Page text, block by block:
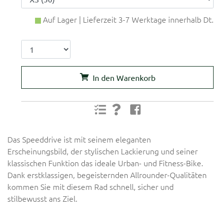
Auf Lager | Lieferzeit 3-7 Werktage innerhalb Dt.
In den Warenkorb
Das Speeddrive ist mit seinem eleganten
Erscheinungsbild, der stylischen Lackierung und seiner
klassischen Funktion das ideale Urban- und Fitness-Bike.
Dank erstklassigen, begeisternden Allrounder-Qualitäten
kommen Sie mit diesem Rad schnell, sicher und
stilbewusst ans Ziel.